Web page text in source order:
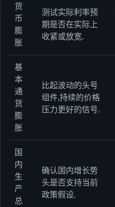
货
币
膨
胀
测试实际利率预
期是否在实际上
收紧或放宽.
基
本
通
货
膨
胀
比起波动的头号
组件,持续的价格
压力更好的信号.
国
内
生
产
总
确认国内增长势
头是否支持当前
政策假设.